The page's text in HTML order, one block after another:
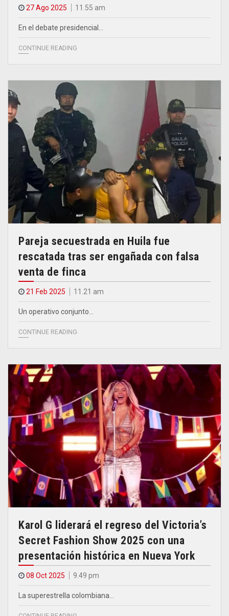
27 Ago 2025 11.55 am
En el debate presidencial…
CONTINUE READING
Pareja secuestrada en Huila fue
rescatada tras ser engañada con falsa
venta de finca
21 Feb 2025 11.21 am
Un operativo conjunto…
CONTINUE READING
Karol G liderará el regreso del Victoria’s
Secret Fashion Show 2025 con una
presentación histórica en Nueva York
08 Oct 2025 9.49 pm
La superestrella colombiana…